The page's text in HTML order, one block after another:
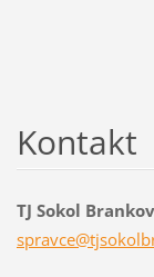
Kontakt
TJ Sokol
spravce@tjsokolb